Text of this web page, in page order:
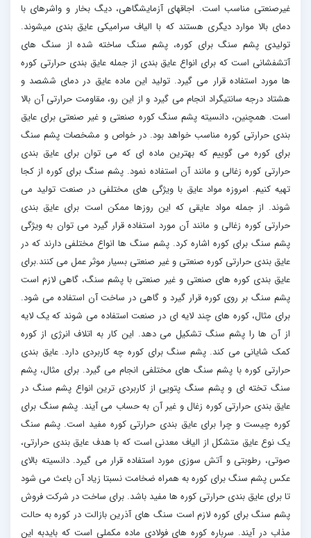
غیرصنعتی مناسب است. اجاقهای آزمایشگاهی، دیگ بخار و واشرهای با
دمای بالا موارد دیگری هستند که با الیاف سرامیکی عایق بندی میشوند.
تولیدی پشم سنگ برای کوره، پشم سنگ ساخته شده از سنگ های
آتشفشانی است که برای انواع عایق بندی از جمله عایق بندی حرارتی کوره
ها مورد استفاده قرار می گیرد. تولید این ماده عایق در دمای ششصد و
هشتاد درجه سانتیگراد انجام می گیرد و از این رو، مقاومت حرارتی آن بالا
است. همچنین، دانسیته پشم سنگ کوره صنعتی و غیر صنعتی برای عایق
بندی حرارتی کوره مناسب خواهد بود. در خواص و مشخصات پشم سنگ
برای کوره می گوییم که بهترین ماده ای که می توان برای عایق بندی
حرارتی کوره زغالی و مانند آن استفاده نمود. پشم سنگ برای کوره از کجا
تهیه کنیم. امروزه مواد عایق با ویژگی های مختلفی در صنعت تولید می
شوند. از جمله مواد عایقی که این روزها ممکن است برای عایق بندی
حرارتی کوره زغالی و مانند آن مورد استفاده قرار گیرد می توان به ویژگی
پشم سنگ برای کوره اشاره کرد. پشم سنگ ها انواع مختلفی دارند که در
عایق بندی حرارتی کوره صنعتی و غیر صنعتی بسیار موثر عمل می کنند.برای
عایق بندی کوره های صنعتی و غیر صنعتی با پشم سنگ، گاهی لازم است
پشم سنگ بر روی کوره قرار گیرد و گاهی در ساخت آن استفاده می شود.
برای مثال، کوره های چند لایه ای در صنعت استفاده می شوند که یک لایه
از آن ها را پشم سنگ تشکیل می دهد. این کار به اتلاف انرژی از کوره
کمک شایانی می کند. پشم سنگ برای کوره چه کاربردی دارد. عایق بندی
حرارتی کوره با پشم سنگ های مختلفی انجام می گیرد. برای مثال، پشم
سنگ تخته ای و پشم سنگ پتویی از کاربردی ترین انواع پشم سنگ در
عایق بندی حرارتی کوره زغال و غیر آن به حساب می آیند. پشم سنگ برای
کوره چیست و چرا برای عایق بندی حرارتی کوره مفید است. پشم سنگ
یک نوع عایق متشکل از الیاف معدنی است که با هدف عایق بندی حرارتی،
صوتی، رطوبتی و آتش سوزی مورد استفاده قرار می گیرد. دانسیته بالای
عکس پشم سنگ برای کوره به همراه ضخامت نسبتا زیاد آن باعث می شود
تا برای عایق بندی حرارتی کوره ها مفید باشد. برای ساخت در شرکت فروش
پشم سنگ برای کوره لازم است سنگ های آذرین بازالت در کوره به حالت
مذاب در آیند. سرباره کوره های فولادی ماده مکملی است که بایدبه این